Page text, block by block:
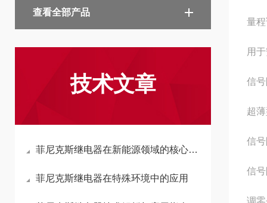
查看全部产品
技术文章
菲尼克斯继电器在新能源领域的核心应用
菲尼克斯继电器在特殊环境中的应用
量
用
信
超
信
信
调零